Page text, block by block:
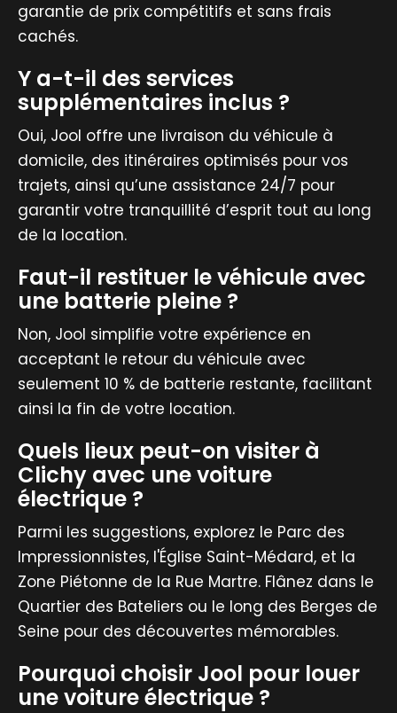
garantie de prix compétitifs et sans frais
cachés.
Y a-t-il des services
supplémentaires inclus ?
Oui, Jool offre une livraison du véhicule à
domicile, des itinéraires optimisés pour vos
trajets, ainsi qu’une assistance 24/7 pour
garantir votre tranquillité d’esprit tout au long
de la location.
Faut-il restituer le véhicule avec
une batterie pleine ?
Non, Jool simplifie votre expérience en
acceptant le retour du véhicule avec
seulement 10 % de batterie restante, facilitant
ainsi la fin de votre location.
Quels lieux peut-on visiter à
Clichy avec une voiture
électrique ?
Parmi les suggestions, explorez le Parc des
Impressionnistes, l'Église Saint-Médard, et la
Zone Piétonne de la Rue Martre. Flânez dans le
Quartier des Bateliers ou le long des Berges de
Seine pour des découvertes mémorables.
Pourquoi choisir Jool pour louer
une voiture électrique ?